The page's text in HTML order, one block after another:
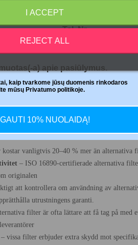
alternativa filter till ett lägre pris samtidigt
16890-standarden, vilket säkerställer
tillverkare erbjuder till och med
exempel filter med ett extra lager aktivt kol,
vara uppmärksam på när man väljer mellan
filter:
vanligtvis 20–40 % mer än alternativa
– ISO 16890-certifierade alternativa
originalen
att kontrollera om användning av
utrustningens garanti.
filter är ofta lättare att få tag på med
– vissa filter erbjuder extra skydd mot
REJECT ALL
I ACCEPT
a) apie pasiūlymus.
kaip tvarkome jūsų duomenis rinkodaros
mūsų Privatumo politikoje.
GAUTI 10% NUOLAIDĄ!